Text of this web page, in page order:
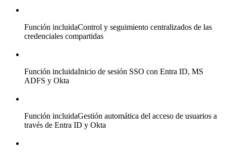
Función incluidaControl y seguimiento centralizados de las
credenciales compartidas
Función incluidaInicio de sesión SSO con Entra ID, MS
ADFS y Okta
Función incluidaGestión automática del acceso de usuarios a
través de Entra ID y Okta